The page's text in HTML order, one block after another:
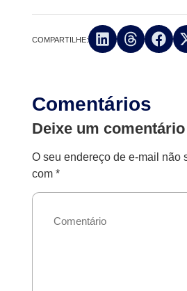
COMPARTILHE:
Comentários
Deixe um comentário
O seu endereço de e-mail não
com*